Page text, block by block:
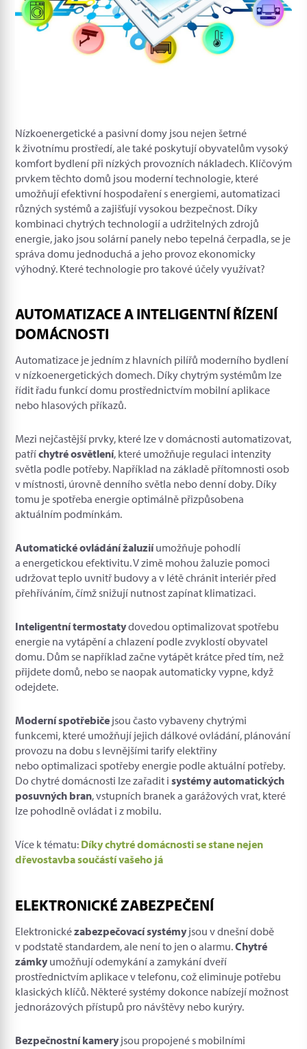
Nízkoenergetické a pasivní domy jsou nejen šetrné
k životnímu prostředí, ale také poskytují obyvatelům vysoký
komfort bydlení při nízkých provozních nákladech. Klíčovým
prvkem těchto domů jsou moderní technologie, které
umožňují efektivní hospodaření s energiemi, automatizaci
různých systémů a zajišťují vysokou bezpečnost. Díky
kombinaci chytrých technologií a udržitelných zdrojů
energie, jako jsou solární panely nebo tepelná čerpadla, se je
správa domu jednoduchá a jeho provoz ekonomicky
výhodný. Které technologie pro takové účely využívat?
AUTOMATIZACE A INTELIGENTNÍ ŘÍZENÍ
DOMÁCNOSTI
Automatizace je jedním z hlavních pilířů moderního bydlení
v nízkoenergetických domech. Díky chytrým systémům lze
řídit řadu funkcí domu prostřednictvím mobilní aplikace
nebo hlasových příkazů.
Mezi nejčastější prvky, které lze v domácnosti automatizovat,
patříchytré osvětlení, které umožňuje regulaci intenzity
světla podle potřeby. Například na základě přítomnosti osob
v místnosti, úrovně denního světla nebo denní doby. Díky
tomu je spotřeba energie optimálně přizpůsobena
aktuálním podmínkám.
Automatické ovládání žaluziíumožňuje pohodlí
a energetickou efektivitu. V zimě mohou žaluzie pomoci
udržovat teplo uvnitř budovy a v létě chránit interiér před
přehříváním, čímž snižují nutnost zapínat klimatizaci.
Inteligentní termostatydovedou optimalizovat spotřebu
energie na vytápění a chlazení podle zvyklostí obyvatel
domu. Dům se například začne vytápět krátce před tím, než
přijdete domů, nebo se naopak automaticky vypne, když
odejdete.
Moderní spotřebiče jsou často vybaveny chytrými
funkcemi, které umožňují jejich dálkové ovládání, plánování
provozu na dobu s levnějšími tarify elektřiny
nebo optimalizaci spotřeby energie podle aktuální potřeby.
Do chytré domácnosti lze zařadit i systémy automatických
posuvných bran, vstupních branek a garážových vrat, které
lze pohodlně ovládat i z mobilu.
Více k tématu: Díky chytré domácnosti se stane nejen
dřevostavba součástí vašeho já
ELEKTRONICKÉ ZABEZPEČENÍ
Elektronickézabezpečovací systémyjsou v dnešní době
v podstatě standardem, ale není to jen o alarmu.Chytré
zámkyumožňují odemykání a zamykání dveří
prostřednictvím aplikace v telefonu, což eliminuje potřebu
klasických klíčů. Některé systémy dokonce nabízejí možnost
jednorázových přístupů pro návštěvy nebo kurýry.
Bezpečnostní kameryjsou propojené s mobilními